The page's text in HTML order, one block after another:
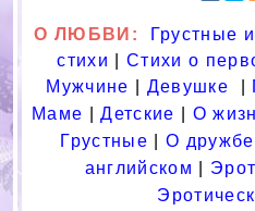
О ЛЮБВИ: Грустные
стихи
Стихи о
Мужчине
Девушке
Маме
Детские О
Грустные
О дружбе
английском